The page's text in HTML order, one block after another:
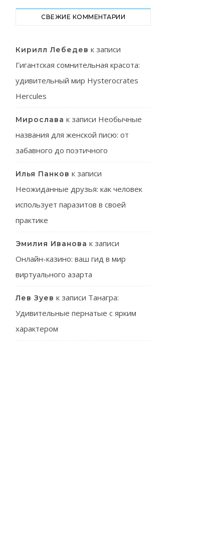
СВЕЖИЕ КОММЕНТАРИИ
Кирилл Лебедев к записи
Гигантская сомнительная красота:
удивительный мир Hysterocrates
Hercules
Мирослава к записи Необычные
названия для женской писю: от
забавного до поэтичного
Илья Панков к записи
Неожиданные друзья: как человек
использует паразитов в своей
практике
Эмилия Иванова к записи
Онлайн-казино: ваш гид в мир
виртуального азарта
Лев Зуев к записи Танагра:
Удивительные пернатые с ярким
характером